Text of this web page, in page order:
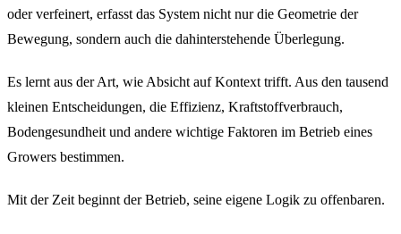
oder verfeinert, erfasst das System nicht nur die Geometrie der
Bewegung, sondern auch die dahinterstehende Überlegung.
Es lernt aus der Art, wie Absicht auf Kontext trifft. Aus den tausend
kleinen Entscheidungen, die Effizienz, Kraftstoffverbrauch,
Bodengesundheit und andere wichtige Faktoren im Betrieb eines
Growers bestimmen.
Mit der Zeit beginnt der Betrieb, seine eigene Logik zu offenbaren.